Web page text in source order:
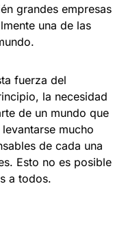
grandes empresas
una de las
fuerza del
la necesidad
de un mundo que
mucho
de cada una
Esto no es posible
a todos.